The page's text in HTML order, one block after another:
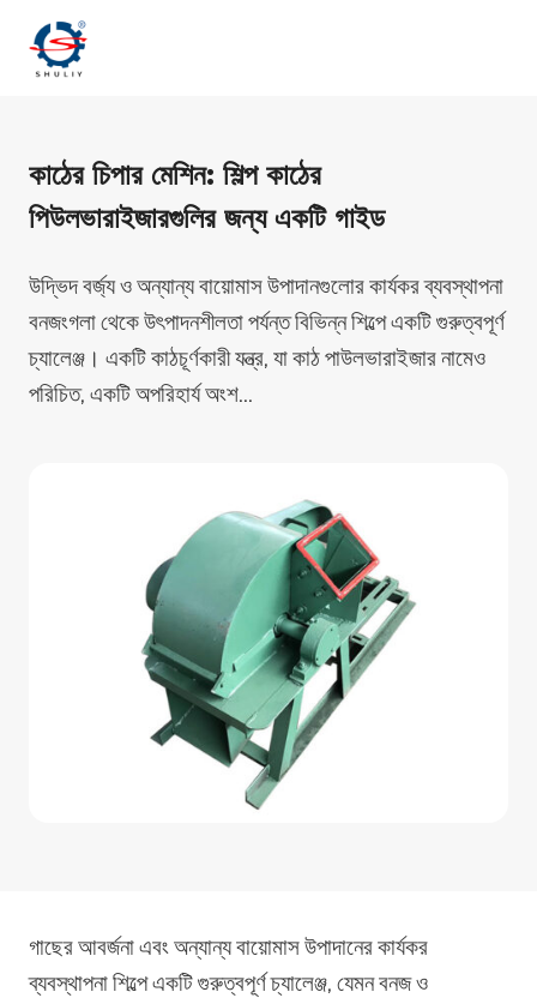
কাঠের চিপার মেশিন: শিল্প কাঠের
পিউলভারাইজারগুলির জন্য একটি গাইড
উদ্ভিদ বর্জ্য ও অন্যান্য বায়োমাস উপাদানগুলোর কার্যকর ব্যবস্থাপনা
বনজংগলা থেকে উৎপাদনশীলতা পর্যন্ত বিভিন্ন শিল্পে একটি গুরুত্বপূর্ণ
চ্যালেঞ্জ। একটি কাঠচূর্ণকারী যন্ত্র, যা কাঠ পাউলভারাইজার নামেও
পরিচিত, একটি অপরিহার্য অংশ…
গাছের আবর্জনা এবং অন্যান্য বায়োমাস উপাদানের কার্যকর
ব্যবস্থাপনা শিল্পে একটি গুরুত্বপূর্ণ চ্যালেঞ্জ, যেমন বনজ ও